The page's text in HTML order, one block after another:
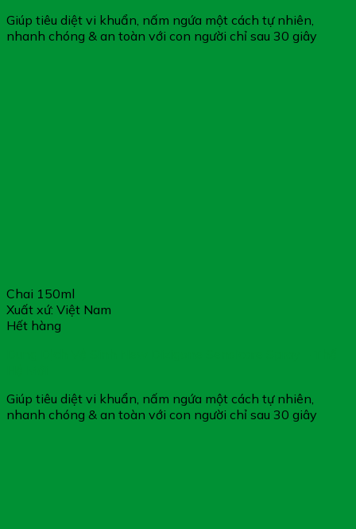
Giúp tiêu diệt vi khuẩn, nấm ngứa một cách tự nhiên,
nhanh chóng & an toàn với con người chỉ sau 30 giây
Chai 150ml
Xuất xứ: Việt Nam
Hết hàng
Giúp tiêu diệt vi khuẩn, nấm ngứa một cách tự nhiên,
nhanh chóng & an toàn với con người chỉ sau 30 giây